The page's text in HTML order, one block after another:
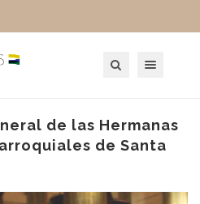
de las Hermanas
de Santa